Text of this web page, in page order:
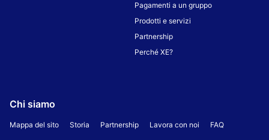
Pagamenti a un gruppo
Prodotti e servizi
Partnership
Perché XE?
Chi siamo
Mappa del sito Storia Partnership Lavora con noi FAQ